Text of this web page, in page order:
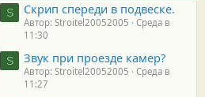
S Скрип спереди в подвеске.
Автор: Stroitel20052005
Среда в
11:30
S Звук при проезде камер?
Автор: Stroitel20052005
Среда в
11:27